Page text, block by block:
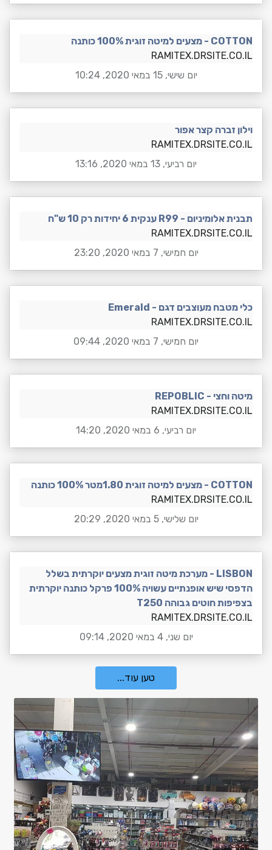
COTTON - מצעים למיטה זוגית 100% כותנה
RAMITEX.DRSITE.CO.IL
יום שישי, 15 במאי 2020, 10:24
וילון זברה קצר אפור
RAMITEX.DRSITE.CO.IL
יום רביעי, 13 במאי 2020, 13:16
תבנית אלומיניום - R99 ענקית 6 יחידות רק 10 ש"ח
RAMITEX.DRSITE.CO.IL
יום חמישי, 7 במאי 2020, 23:20
כלי מטבח מעוצבים דגם - Emerald
RAMITEX.DRSITE.CO.IL
יום חמישי, 7 במאי 2020, 09:44
מיטה וחצי - REPOBLIC
RAMITEX.DRSITE.CO.IL
יום רביעי, 6 במאי 2020, 14:20
COTTON - מצעים למיטה זוגית 1.80מטר 100% כותנה
RAMITEX.DRSITE.CO.IL
יום שלישי, 5 במאי 2020, 20:29
LISBON - מערכת מיטה זוגית מצעים יוקרתית בשלל
הדפסי שיש אופנתיים עשויה 100% פרקל כותנה יוקרתית
בצפיפות חוטים גבוהה T250
RAMITEX.DRSITE.CO.IL
יום שני, 4 במאי 2020, 09:14
טען עוד...